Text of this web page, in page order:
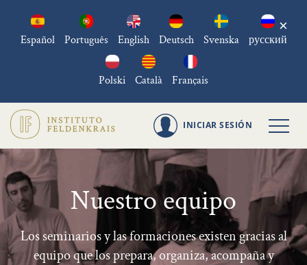
Español Português English Deutsch Svenska русский
Polski Català Français
×
INICIAR SESIÓN
Nuestro equipo
Los seminarios y las formaciones existen gracias al
equipo que los prepara, organiza, acompaña y